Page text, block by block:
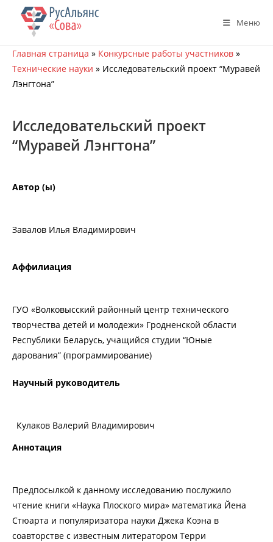
Перейти
содержимому
Меню
Главная страница » Конкурсные работы участников »
Технические науки » Исследовательский проект “Муравей
Лэнгтона”
Исследовательский проект
“Муравей Лэнгтона”
Автор (ы)
Завалов Илья Владимирович
Аффилиация
ГУО «Волковысский районный центр технического
творчества детей и молодежи» Гродненской области
Республики Беларусь, учащийся студии “Юные
дарования” (программирование)
Научный руководитель
Кулаков Валерий Владимирович
Аннотация
Предпосылкой к данному исследованию послужило
чтение книги «Наука Плоского мира» математика Йена
Стюарта и популяризатора науки Джека Коэна в
соавторстве с известным литератором Терри